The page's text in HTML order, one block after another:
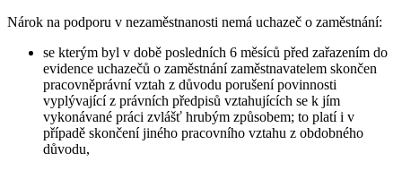
Nárok na podporu v nezaměstnanosti nemá uchazeč o zaměstnání:
se kterým byl v době posledních 6 měsíců před zařazením do
evidence uchazečů o zaměstnání zaměstnavatelem skončen
pracovněprávní vztah z důvodu porušení povinnosti
vyplývající z právních předpisů vztahujících se k jím
vykonávané práci zvlášť hrubým způsobem; to platí i v
případě skončení jiného pracovního vztahu z obdobného
důvodu,